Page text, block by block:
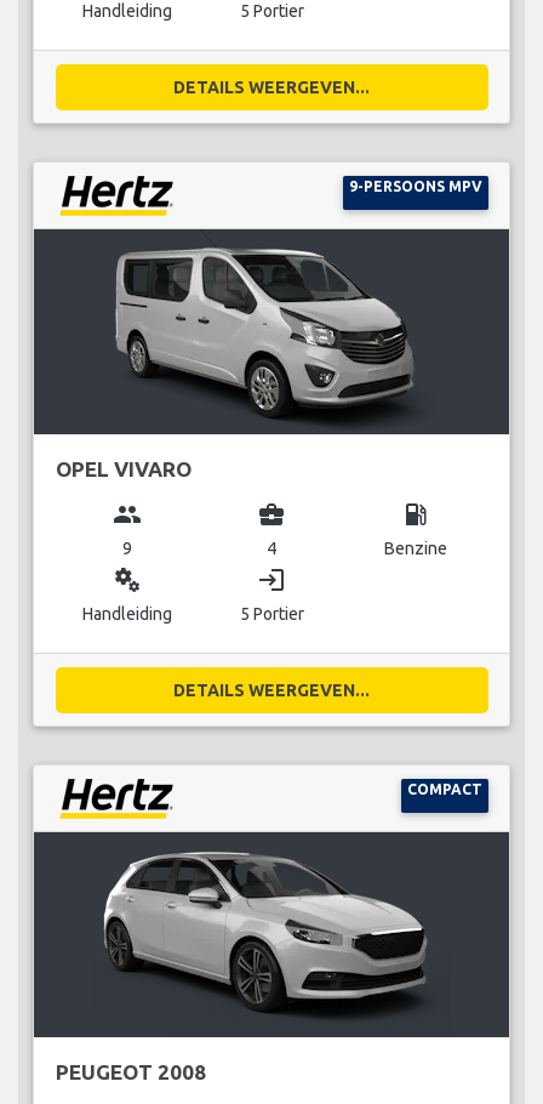
Handleiding 5 Portier
DETAILS WEERGEVEN...
9-PERSOONS MPV
OPEL VIVARO
group
9
business_center
4
local_gas_station
Benzine
miscellaneous_services
Handleiding
login
5 Portier
DETAILS WEERGEVEN...
COMPACT
PEUGEOT 2008